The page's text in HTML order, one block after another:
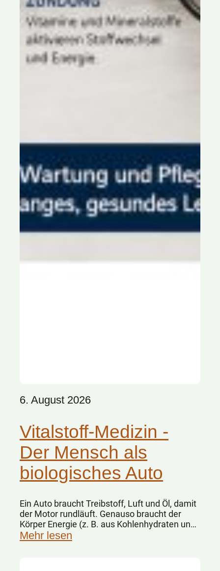
6. August 2026
Vitalstoff-Medizin -
Der Mensch als
biologisches Auto
Ein Auto braucht Treibstoff, Luft und Öl, damit
der Motor rundläuft. Genauso braucht der
Körper Energie (z. B. aus Kohlenhydraten und
Fetten), Sauerstoff und Vitalstoffe.
Mehr lesen